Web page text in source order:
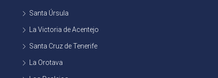
Santa Úrsula
La Victoria de Acentejo
Santa Cruz de Tenerife
La Orotava